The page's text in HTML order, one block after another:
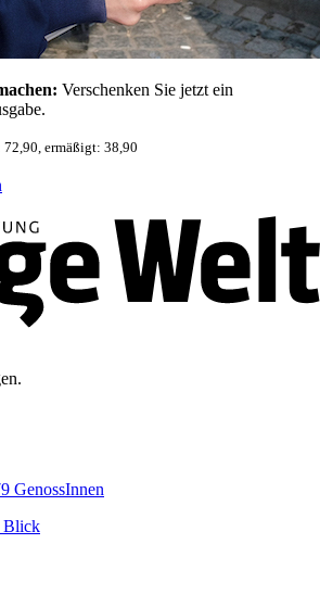
Verschenken Sie jetzt ein
ermäßigt: 38,90
GenossInnen
Blick